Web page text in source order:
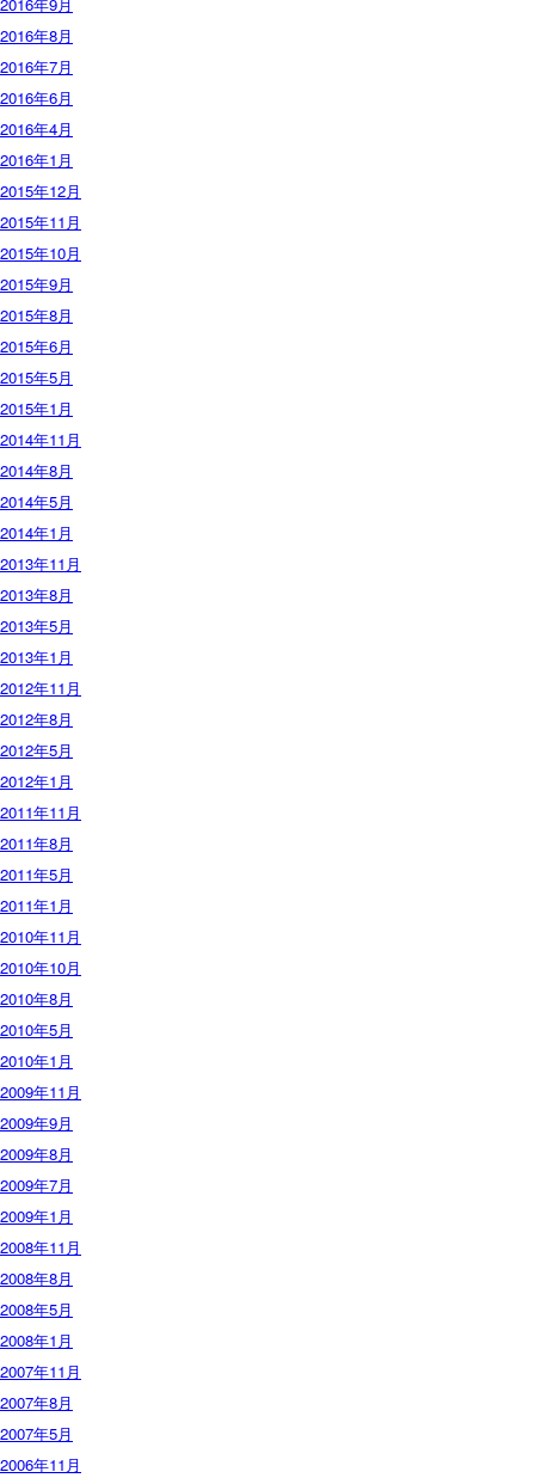
2016年8月
2016年7月
2016年6月
2016年4月
2016年1月
2015年12月
2015年11月
2015年10月
2015年9月
2015年8月
2015年6月
2015年5月
2015年1月
2014年11月
2014年8月
2014年5月
2014年1月
2013年11月
2013年8月
2013年5月
2013年1月
2012年11月
2012年8月
2012年5月
2012年1月
2011年11月
2011年8月
2011年5月
2011年1月
2010年11月
2010年10月
2010年8月
2010年5月
2010年1月
2009年11月
2009年9月
2009年8月
2009年7月
2009年1月
2008年11月
2008年8月
2008年5月
2008年1月
2007年11月
2007年8月
2007年5月
2006年11月